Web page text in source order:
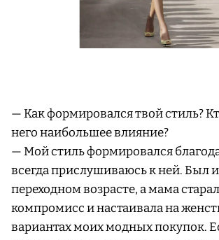
— Как формировался твой стиль?
него наибольшее влияние?
— Мой стиль формировался
всегда прислушиваюсь к ней. Был
переходном возрасте, а мама
компромисс и настаивала на
вариантах моих модных покупок.